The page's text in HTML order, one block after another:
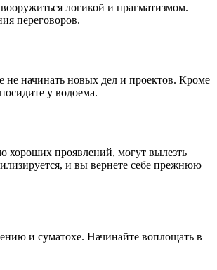
логикой и прагматизмом.
переговоров.
не начинать новых дел и проектов. Кроме
у водоема.
хороших проявлений, могут вылезть
и вы вернете себе прежнюю
и суматохе. Начинайте воплощать в